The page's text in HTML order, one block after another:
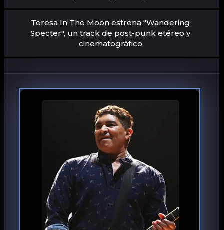
Teresa In The Moon estrena "Wandering
Specter", un track de post-punk etéreo y
cinematográfico